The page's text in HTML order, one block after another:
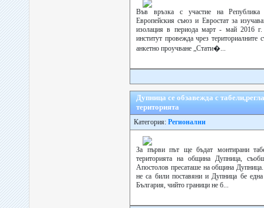
Във връзка с участие на Република
Европейския съюз и Евростат за
изолация в периода март - май 2016 г.
институт провежда чрез териториалните
анкетно проучване „Стати�...
Дупница се обзавежда с
територията
Категория: Регионални
За първи път ще бъдат монтирани
територията на община Дупница,
Апостолов пресаташе на община
не са били поставяни и Дупница бе
България, чийто граници не б...